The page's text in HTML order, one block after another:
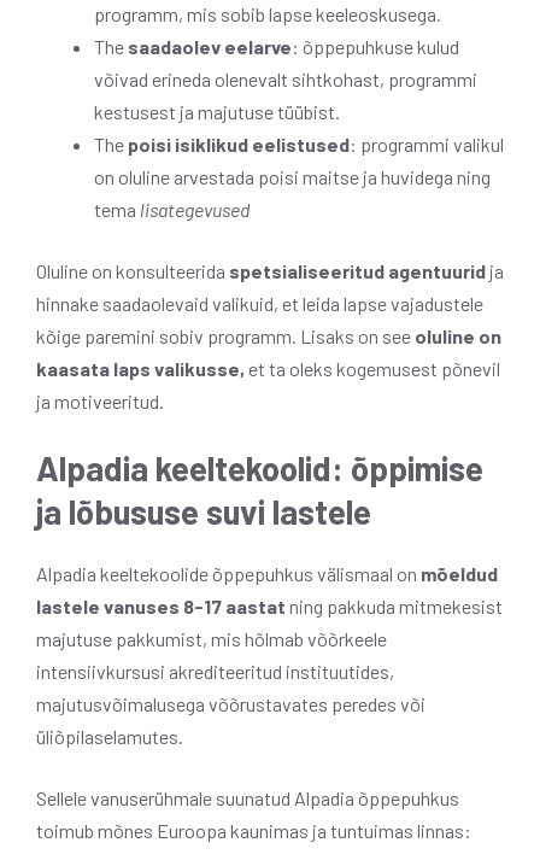
programm, mis sobib lapse keeleoskusega.
The saadaolev eelarve: õppepuhkuse kulud
võivad erineda olenevalt sihtkohast, programmi
kestusest ja majutuse tüübist.
The poisi isiklikud eelistused: programmi valikul
on oluline arvestada poisi maitse ja huvidega ning
tema lisategevused
Oluline on konsulteerida spetsialiseeritud agentuurid ja
hinnake saadaolevaid valikuid, et leida lapse vajadustele
kõige paremini sobiv programm. Lisaks on see oluline on
kaasata laps valikusse, et ta oleks kogemusest põnevil
ja motiveeritud.
Alpadia keeltekoolid: õppimise
ja lõbususe suvi lastele
Alpadia keeltekoolide õppepuhkus välismaal on mõeldud
lastele vanuses 8-17 aastat ning pakkuda mitmekesist
majutuse pakkumist, mis hõlmab võõrkeele
intensiivkursusi akrediteeritud instituutides,
majutusvõimalusega võõrustavates peredes või
üliõpilaselamutes.
Sellele vanuserühmale suunatud Alpadia õppepuhkus
toimub mõnes Euroopa kaunimas ja tuntuimas linnas: